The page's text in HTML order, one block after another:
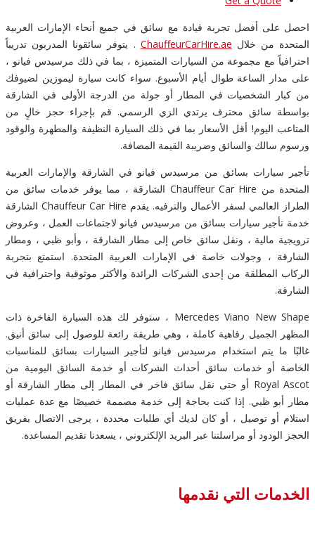
احصل على أفضل تجربة قيادة مع سائق في جميع أنحاء الإمارات العربية
المتحدة من خلال ChauffeurCarHire.ae . يتوفر سائقونا المدربون تدريباً
احترافياً مع مجموعة من السيارات المتميزة ، بما في ذلك مرسيدس فيانو ،
على مدار الساعة طوال أيام الأسبوع. سواء كانت سيارة ليموزين لضيوفك
من كبار الشخصيات في المطار أو جولة من الدرجة الأولى في الشارقة
بواسطة سائق محترف يرتدي الزي الرسمي. قم بإجراء حجز خالٍ من
المتاعب اليوم! أقل الأسعار بما في ذلك السيارة النظيفة والمطهرة والوقود
ورسوم سالك والسائق وضريبة القيمة المضافة.
تأجير سيارات بسائق من مرسيدس فيانو في الشارقة والإمارات العربية
المتحدة من Chauffeur Car Hire الشارقة ، مما يوفر خدمات سائق من
الطراز العالمي لسفر الأعمال والترفيه. يقدم Chauffeur Car Hire الشارقة
خدمة تأجير سيارات بسائق من مرسيدس فيانو لاجتماعات العمل ، وعروض
ترويجية مالية ، ونقل سائق خاص إلى مطار الشارقة ، وأبو ظبي ، ومطار
الشارقة ، وجولات خاصة في الإمارات العربية المتحدة. استمتع بتجربة
الركاب المطلقة من إحدى الشركات الرائدة والأكثر موثوقية واحترافية في
الشارقة.
Mercedes Viano New Shape ، ستوفر لك هذه السيارة الفاخرة ذات
المظهر الجميل رفاهية كاملة ، وهي طريقة رائعة للوصول إلى سائق أنيق.
غالبًا ما يتم استخدام مرسيدس فيانو لتأجير السيارات بسائق للمناسبات
الخاصة أو خدمات سائق أحداث الشركات أو خدمة السائق اليومية من
Royal Ascot أو حتى نقل سائق فاخر في المطار إلى مطار الشارقة أو
مطار أبو ظبي. إذا كنت بحاجة إلى خدمة مصممة خصيصًا مع عدة عمليات
استلام أو توصيل ، أو كان لديك أي طلبات محددة ، يرجى الاتصال بفريق
الحجز الودود أو مراسلتنا عبر البريد الإلكتروني ، يسعدنا تقديم المساعدة.
الخدمات التي نقدمها